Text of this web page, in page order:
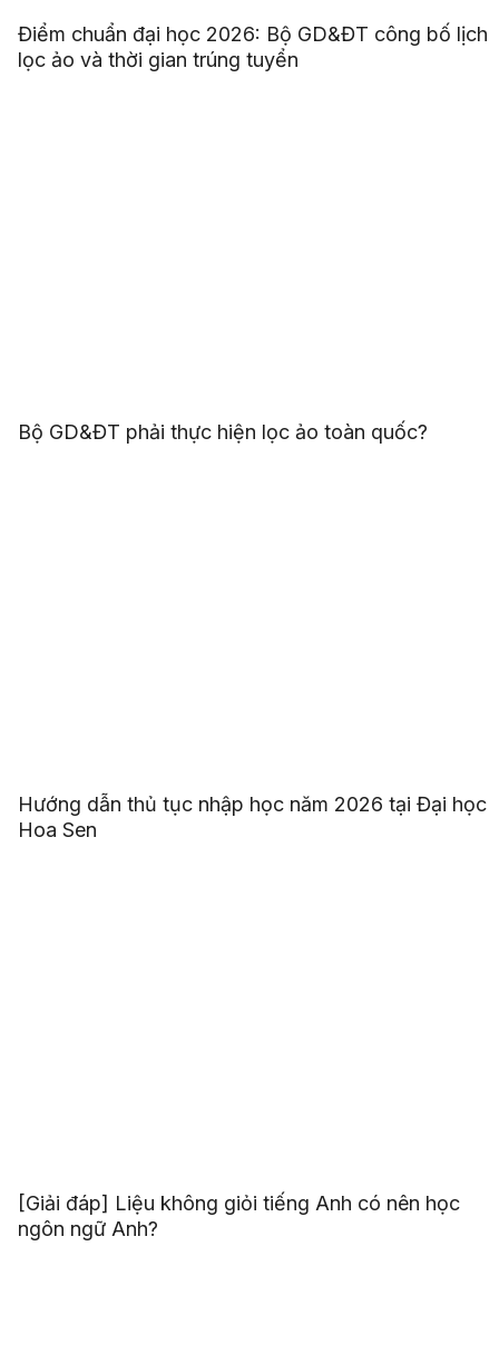
Điểm chuẩn đại học 2026: Bộ GD&ĐT công bố lịch
lọc ảo và thời gian trúng tuyển
Bộ GD&ĐT phải thực hiện lọc ảo toàn quốc?
Hướng dẫn thủ tục nhập học năm 2026 tại Đại học
Hoa Sen
[Giải đáp] Liệu không giỏi tiếng Anh có nên học
ngôn ngữ Anh?